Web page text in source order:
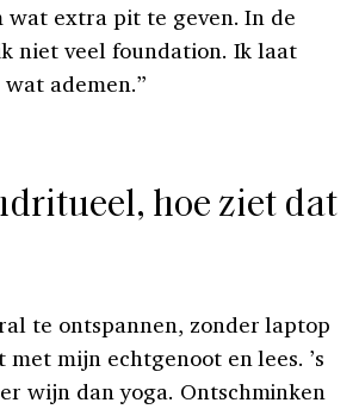
wat extra pit te geven. In de
niet veel foundation. Ik laat
ademen.”
hoe ziet dat
te ontspannen, zonder laptop
met mijn echtgenoot en lees. ’s
wijn dan yoga. Ontschminken